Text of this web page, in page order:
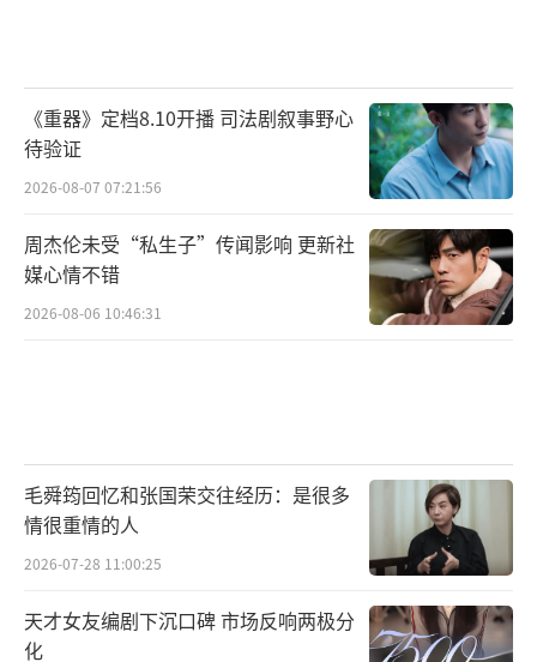
《重器》定档8.10开播 司法剧叙事野心
待验证
2026-08-07 07:21:56
周杰伦未受“私生子”传闻影响 更新社
媒心情不错
2026-08-06 10:46:31
毛舜筠回忆和张国荣交往经历：是很多
情很重情的人
2026-07-28 11:00:25
天才女友编剧下沉口碑 市场反响两极分
化